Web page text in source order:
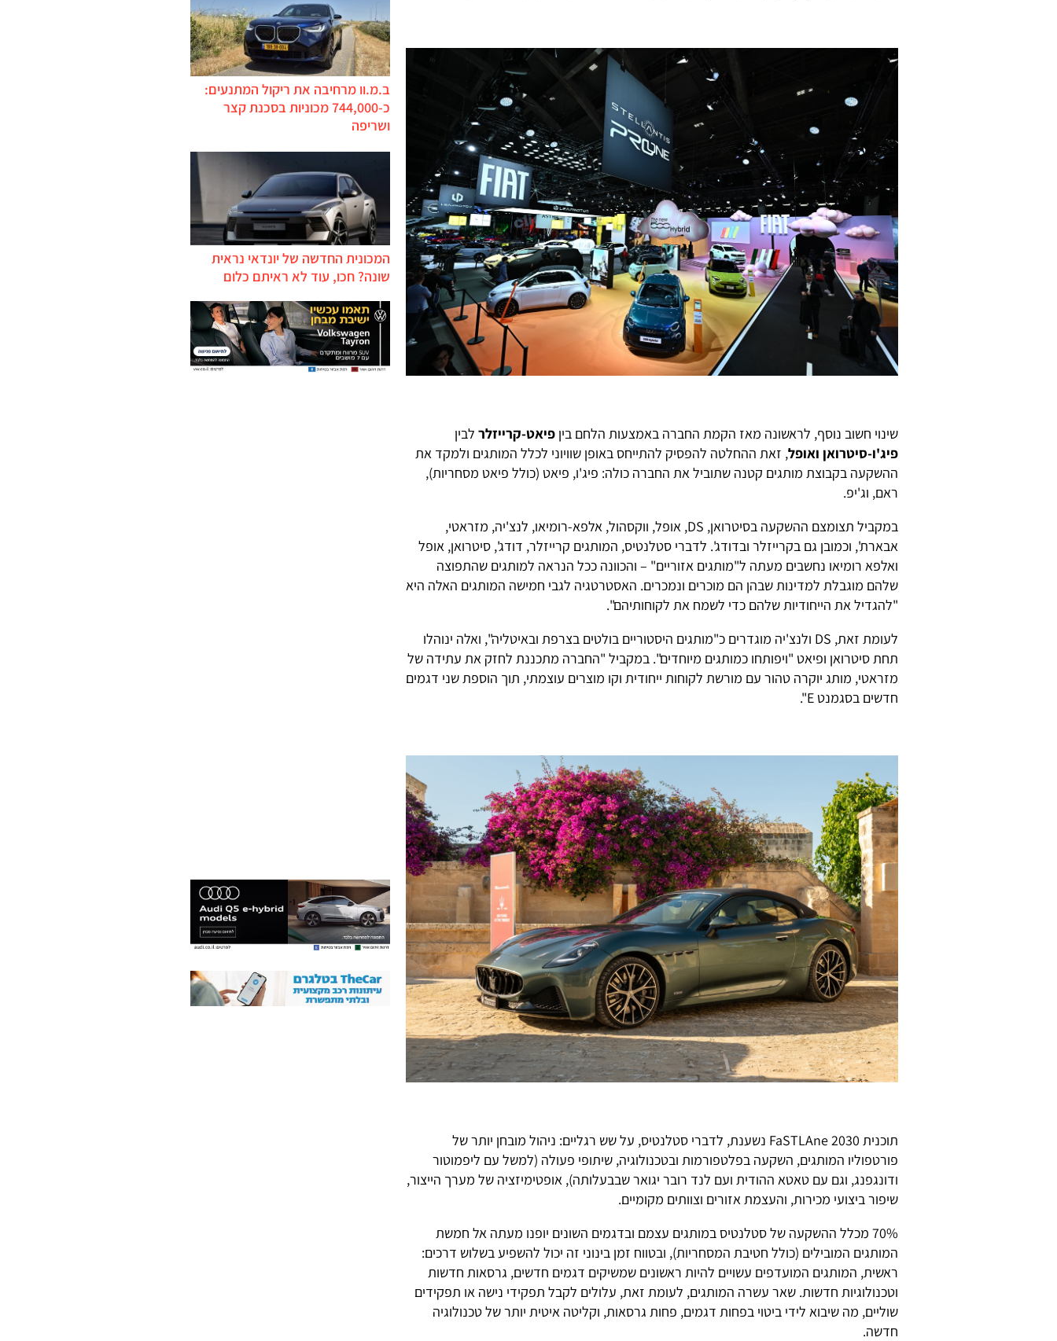
שינוי חשוב נוסף, לראשונה מאז הקמת החברה באמצעות הלחם בין פיאט-קרייזלרלבין
פיג'ו-סיטרואן ואופל, זאת ההחלטה להפסיק להתייחס באופן שוויוני לכלל המותגים ולמקד את
ההשקעה בקבוצת מותגים קטנה שתוביל את החברה כולה: פיג'ו, פיאט (כולל פיאט מסחריות),
ראם, וג'יפ.
במקביל תצומצם ההשקעה בסיטרואן, DS, אופל, ווקסהול, אלפא-רומיאו, לנצ'יה, מזראטי,
אבארת', וכמובן גם בקרייזלר ובדודג'. לדברי סטלנטיס, המותגים קרייזלר, דודג', סיטרואן, אופל
ואלפא רומיאו נחשבים מעתה ל"מותגים אזוריים" – והכוונה ככל הנראה למותגים שהתפוצה
שלהם מוגבלת למדינות שבהן הם מוכרים ונמכרים. האסטרטגיה לגבי חמישה המותגים האלה היא
"להגדיל את הייחודיות שלהם כדי לשמח את לקוחותיהם".
לעומת זאת, DS ולנצ'יה מוגדרים כ"מותגים היסטוריים בולטים בצרפת ובאיטליה", ואלה ינוהלו
תחת סיטרואן ופיאט "ויפותחו כמותגים מיוחדים". במקביל "החברה מתכננת לחזק את עתידה של
מזראטי, מותג יוקרה טהור עם מורשת לקוחות ייחודית וקו מוצרים עוצמתי, תוך הוספת שני דגמים
חדשים בסגמנט E".
תוכנית FaSTLAne 2030 נשענת, לדברי סטלנטיס, על שש רגליים: ניהול מובחן יותר של
פורטפוליו המותגים, השקעה בפלטפורמות ובטכנולוגיה, שיתופי פעולה (למשל עם ליפמוטור
ודונגפנג, וגם עם טאטא ההודית ועם לנד רובר יגואר שבבעלותה), אופטימיזציה של מערך הייצור,
שיפור ביצועי מכירות, והעצמת אזורים וצוותים מקומיים.
70% מכלל ההשקעה של סטלנטיס במותגים עצמם ובדגמים השונים יופנו מעתה אל חמשת
המותגים המובילים (כולל חטיבת המסחריות), ובטווח זמן בינוני זה יכול להשפיע בשלוש דרכים:
ראשית, המותגים המועדפים עשויים להיות ראשונים שמשיקים דגמים חדשים, גרסאות חדשות
וטכנולוגיות חדשות. שאר עשרה המותגים, לעומת זאת, עלולים לקבל תפקידי נישה או תפקידים
שוליים, מה שיבוא לידי ביטוי בפחות דגמים, פחות גרסאות, וקליטה איטית יותר של טכנולוגיה
חדשה.
ב.מ.וו מרחיבה את ריקול המתנעים:
כ-744,000 מכוניות בסכנת קצר
ושריפה
המכונית החדשה של יונדאי נראית
שונה? חכו, עוד לא ראיתם כלום